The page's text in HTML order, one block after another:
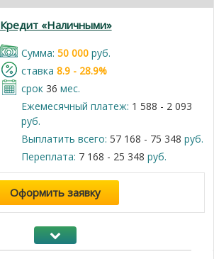
Кредит «Наличными»
Cумма: 50 000руб.
cтавка 8.9 - 28.9%
срок 36 мес.
Ежемесячный платеж: 1 588 - 2 093
руб.
Выплатить всего: 57 168 - 75 348 руб.
Переплата: 7 168 - 25 348 руб.
Оформить заявку